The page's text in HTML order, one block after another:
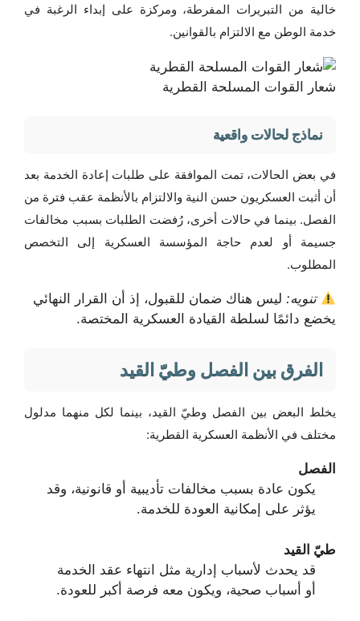
خالية من التبريرات المفرطة، ومركزة على إبداء الرغبة في
خدمة الوطن مع الالتزام بالقوانين.
شعار القوات المسلحة القطرية
نماذج لحالات واقعية
في بعض الحالات، تمت الموافقة على طلبات إعادة الخدمة بعد
أن أثبت العسكريون حسن النية والالتزام بالأنظمة عقب فترة من
الفصل. بينما في حالات أخرى، رُفضت الطلبات بسبب مخالفات
جسيمة أو لعدم حاجة المؤسسة العسكرية إلى التخصص
المطلوب.
تنويه: ليس هناك ضمان للقبول، إذ أن القرار النهائي
يخضع دائمًا لسلطة القيادة العسكرية المختصة.
الفرق بين الفصل وطيّ القيد
يخلط البعض بين الفصل وطيّ القيد، بينما لكل منهما مدلول
مختلف في الأنظمة العسكرية القطرية:
الفصل
يكون عادة بسبب مخالفات تأديبية أو قانونية، وقد
يؤثر على إمكانية العودة للخدمة.
طيّ القيد
قد يحدث لأسباب إدارية مثل انتهاء عقد الخدمة
أو أسباب صحية، ويكون معه فرصة أكبر للعودة.